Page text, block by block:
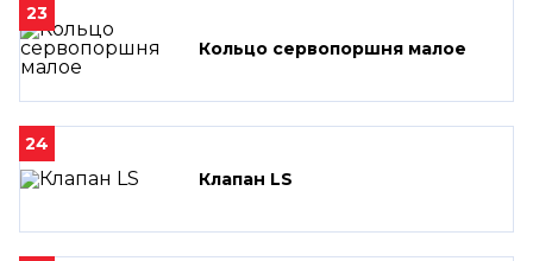
23
Кольцо сервопоршня малое
24
Клапан LS